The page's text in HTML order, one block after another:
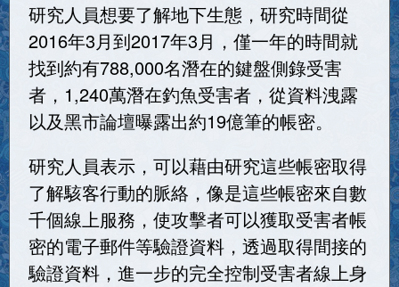
研究人員想要了解地下生態，研究時間從
2016年3月到2017年3月，僅一年的時間就
找到約有788,000名潛在的鍵盤側錄受害
者，1,240萬潛在釣魚受害者，從資料洩露
以及黑市論壇曝露出約19億筆的帳密。
研究人員表示，可以藉由研究這些帳密取得
了解駭客行動的脈絡，像是這些帳密來自數
千個線上服務，使攻擊者可以獲取受害者帳
密的電子郵件等驗證資料，透過取得間接的
驗證資料，進一步的完全控制受害者線上身